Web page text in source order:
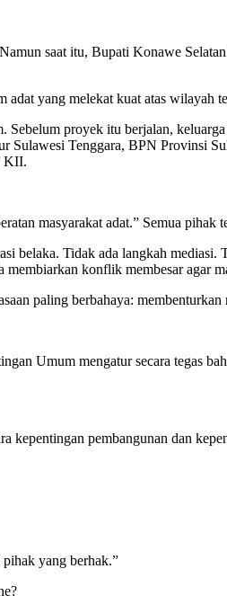
saat itu, Bupati Konawe
yang melekat kuat atas wilayah
proyek itu berjalan,
Tenggara, BPN Provinsi
KII.
masyarakat adat.” Semua pihak
Tidak ada langkah
konflik membesar agar
paling berbahaya: membenturkan
Umum mengatur secara tegas
kepentingan pembangunan dan
yang berhak.”